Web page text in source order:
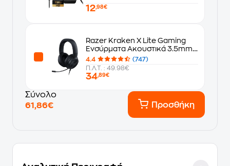
12,98€
Razer Kraken X Lite Gaming
Ενσύρματα Ακουστικά 3.5mm -
Μαύρα
4.4
(747)
Π.Λ.Τ. : 49.98€
34,89€
Σύνολο
61,86€
Προσθήκη